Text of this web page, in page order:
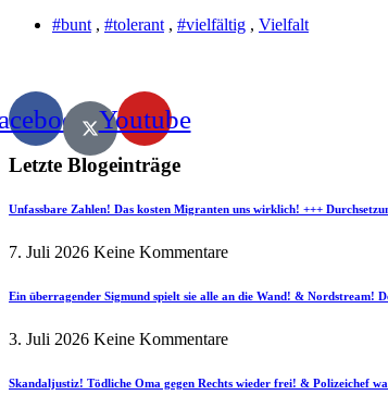
#bunt , #tolerant , #vielfältig , Vielfalt
Youtube
Letzte Blogeinträge
Unfassbare Zahlen! Das kosten Migranten uns wirklich! +++
7. Juli 2026 Keine Kommentare
Ein überragender Sigmund spielt sie alle an die Wand! & Nordstream!
3. Juli 2026 Keine Kommentare
Skandaljustiz! Tödliche Oma gegen Rechts wieder frei! & Polizeichef